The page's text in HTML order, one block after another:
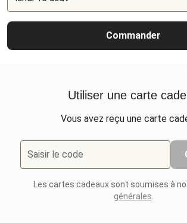
Commander
Utiliser une carte
Vous avez reçu une carte
Saisir le code
Les cartes cadeaux sont soumises à
générales